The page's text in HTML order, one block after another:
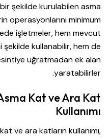
bir şekilde kurulabilen asma
operasyonlarını minimum
işletmeler, hem mevcut
şekilde kullanabilir, hem de
uğratmadan ek alan
yaratabilirler.
Kat ve Ara Kat
Kullanımı
ve ara katların kullanımı,